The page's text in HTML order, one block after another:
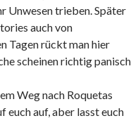
Unwesen trieben. Später
auch von
Tagen rückt man hier
scheinen richtig panisch
Weg nach Roquetas
euch auf, aber lasst euch